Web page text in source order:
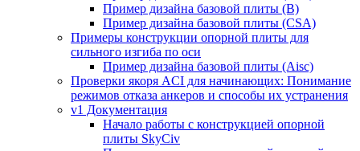
Пример дизайна базовой плиты (В)
Пример дизайна базовой плиты (CSA)
Примеры конструкции опорной плиты для
сильного изгиба по оси
Пример дизайна базовой плиты (Aisc)
Проверки якоря ACI для начинающих: Понимание
режимов отказа анкеров и способы их устранения
v1 Документация
Начало работы с конструкцией опорной
плиты SkyCiv